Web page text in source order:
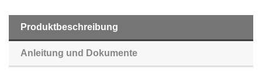
Produktbeschreibung
Anleitung und Dokumente